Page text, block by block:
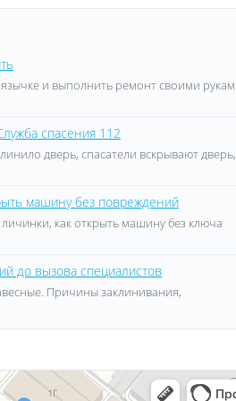
и выполнить ремонт своими
спасения 112
дверь, спасатели вскрывают дверь,
машину без повреждений
как открыть машину без ключа
до вызова специалистов
Причины заклинивания,